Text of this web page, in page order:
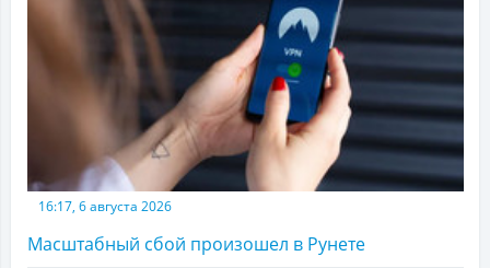
16:17, 6 августа 2026
Масштабный сбой произошел в Рунете